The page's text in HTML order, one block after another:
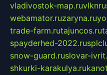
vladivostok-map.ru
webamator.ruzaryna.ru
trade-farm.rutajuncos.ru
spayderhed-2022.ru
snow-guard.ruslovar-
shkurki-karakulya.ru